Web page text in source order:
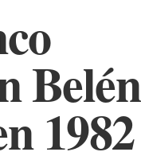
Belén
1982